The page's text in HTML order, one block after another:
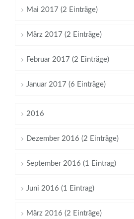
Mai 2017 (2 Einträge)
März 2017 (2 Einträge)
Februar 2017 (2 Einträge)
Januar 2017 (6 Einträge)
2016
Dezember 2016 (2 Einträge)
September 2016 (1 Eintrag)
Juni 2016 (1 Eintrag)
März 2016 (2 Einträge)